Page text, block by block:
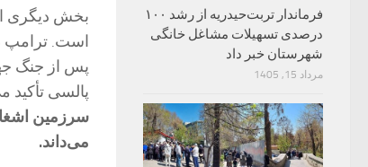
بخش دیگری
پس از جنگ
پالسی تأکید می‌کنند
سرزمین
می‌داند.
فرماندار تربت‌حیدریه از رشد ۱۰۰
درصدی تسهیلات مشاغل خانگی
شهرستان خبر داد
مرداد 15, 1405